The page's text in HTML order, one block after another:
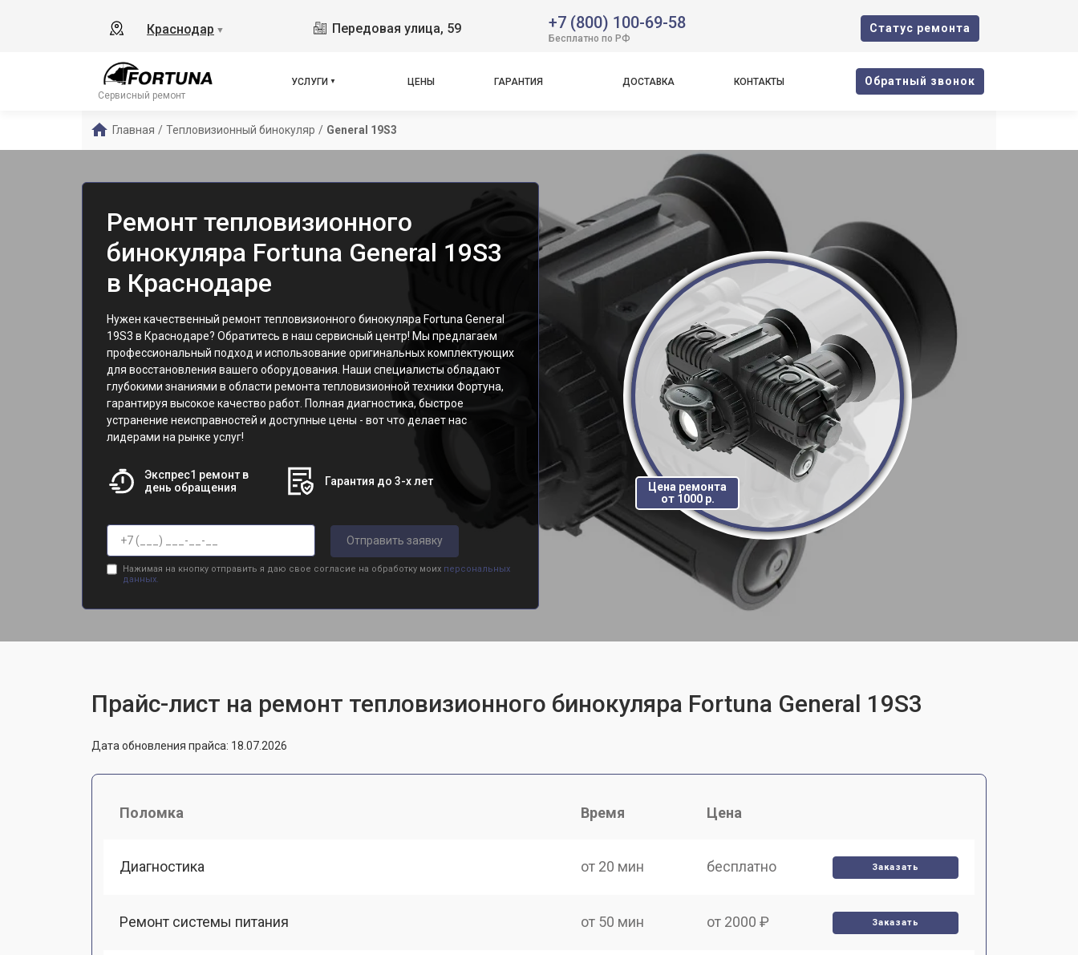
Краснодар ▼ Передовая улица, 59 +7 (800) 100-69-58
Бесплатно по РФ
Cтатус ремонта
Сервисный ремонт
УСЛУГИ ЦЕНЫ ГАРАНТИЯ ДОСТАВКА КОНТАКТЫ Oбратный звонок
Главная / Тепловизионный бинокуляр / General 19S3
Ремонт тепловизионного
бинокуляра Fortuna General 19S3
в Краснодаре
Нужен качественный ремонт тепловизионного бинокуляра Fortuna General
19S3 в Краснодаре? Обратитесь в наш сервисный центр! Мы предлагаем
профессиональный подход и использование оригинальных комплектующих
для восстановления вашего оборудования. Наши специалисты обладают
глубокими знаниями в области ремонта тепловизионной техники Фортуна,
гарантируя высокое качество работ. Полная диагностика, быстрое
устранение неисправностей и доступные цены - вот что делает нас
лидерами на рынке услуг!
Экспрес1 ремонт в
день обращения
Гарантия до 3-х лет
Отправить заявку
Нажимая на кнопку отправить я даю свое согласие на обработку моих персональных
данных.
Цена ремонта
от 1000 р.
Прайс-лист на ремонт тепловизионного бинокуляра Fortuna General 19S3
Дата обновления прайса: 18.07.2026
Поломка Время Цена
Диагностика от 20 мин бесплатно Заказать
Ремонт системы питания от 50 мин от 2000 ₽ Заказать